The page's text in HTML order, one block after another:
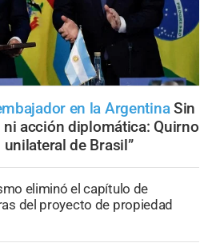
en la Argentina Sin
acción diplomática: Quirno
de Brasil”
eliminó el capítulo de
del proyecto de propiedad